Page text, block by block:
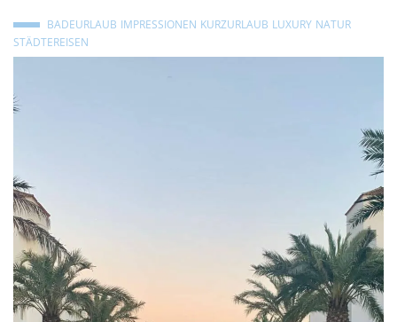
BADEURLAUB IMPRESSIONEN KURZURLAUB LUXURY NATUR
STÄDTEREISEN